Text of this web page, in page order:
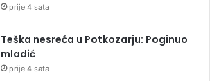
prije 4 sata
Teška nesreća u Potkozarju: Poginuo
mladić
prije 4 sata